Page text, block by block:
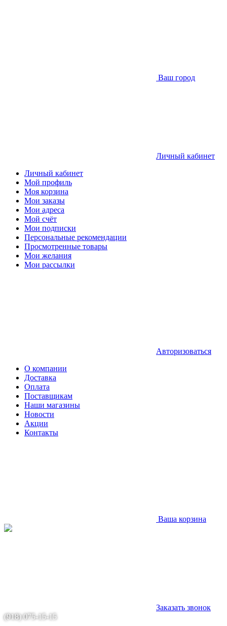
Ваш город
Личный кабинет
Личный кабинет
Мой профиль
Моя корзина
Мои заказы
Мои адреса
Мой счёт
Мои подписки
Персональные рекомендации
Просмотренные товары
Мои желания
Мои рассылки
Авторизоваться
О компании
Доставка
Оплата
Поставщикам
Наши магазины
Новости
Акции
Контакты
Ваша корзина
Заказать звонок
(918) 075-15-15